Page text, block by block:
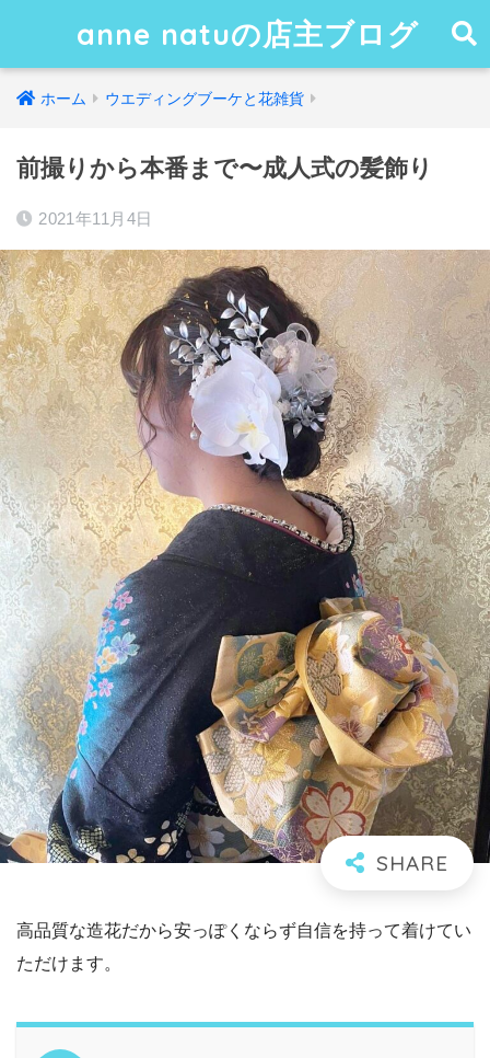
anne natuの店主ブログ
ホーム ウエディングブーケと花雑貨
前撮りから本番まで〜成人式の髪飾り
2021年11月4日
高品質な造花だから安っぽくならず自信を持って着けてい
ただけます。